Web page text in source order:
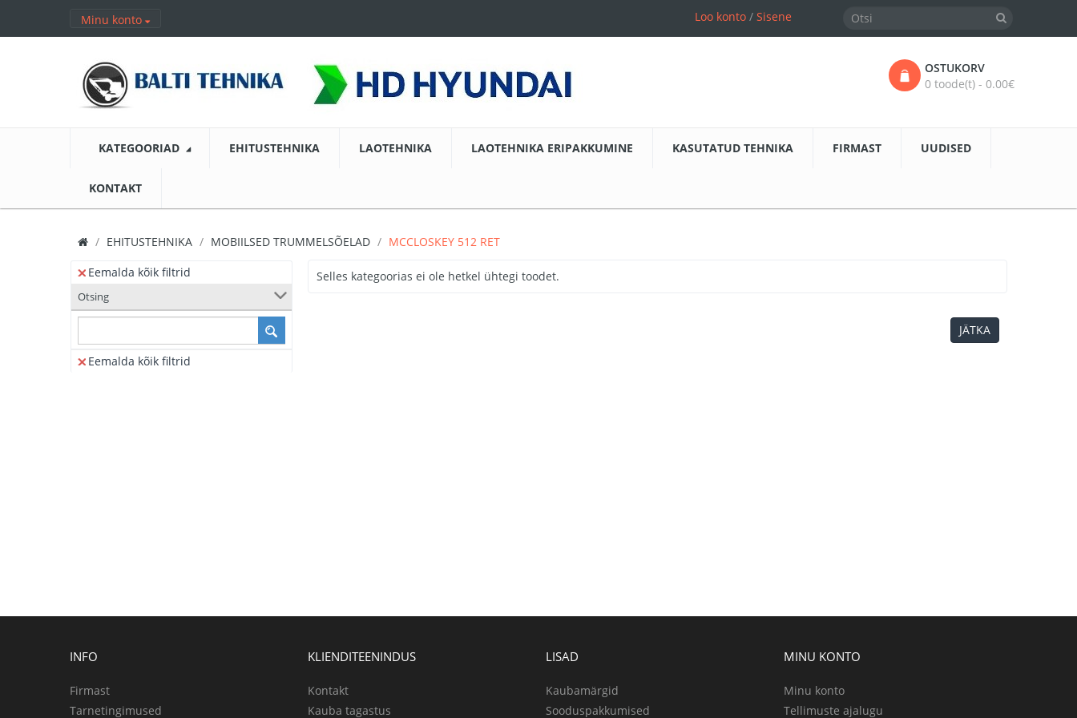
Minu konto Loo konto/ Sisene
OSTUKORV
0 toode(t) - 0.00€
KATEGOORIAD EHITUSTEHNIKA LAOTEHNIKA LAOTEHNIKA ERIPAKKUMINE KASUTATUD TEHNIKA FIRMAST UUDISED
KONTAKT
EHITUSTEHNIKA MOBIILSED TRUMMELSÕELAD
MCCLOSKEY 512 RET
Eemalda kõik filtrid
Otsing
Eemalda kõik filtrid
Selles kategoorias ei ole hetkel ühtegi toodet.
JÄTKA
INFO
Firmast
Tarnetingimused
KLIENDITEENINDUS
Kontakt
Kauba tagastus
LISAD
Kaubamärgid
Sooduspakkumised
MINU KONTO
Minu konto
Tellimuste ajalugu